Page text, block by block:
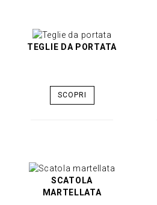
TEGLIE DA PORTATA
SCOPRI
SCATOLA
MARTELLATA